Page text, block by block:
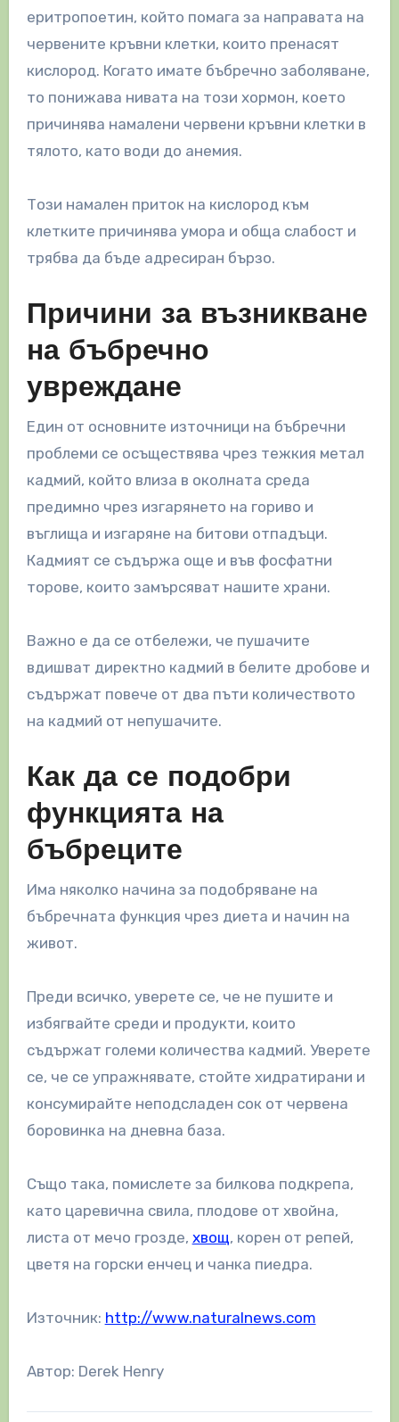
еритропоетин, който помага за направата на
червените кръвни клетки, които пренасят
кислород. Когато имате бъбречно заболяване,
то понижава нивата на този хормон, което
причинява намалени червени кръвни клетки в
тялото, като води до анемия.
Този намален приток на кислород към
клетките причинява умора и обща слабост и
трябва да бъде адресиран бързо.
Причини за възникване
на бъбречно
увреждане
Един от основните източници на бъбречни
проблеми се осъществява чрез тежкия метал
кадмий, който влиза в околната среда
предимно чрез изгарянето на гориво и
въглища и изгаряне на битови отпадъци.
Кадмият се съдържа още и във фосфатни
торове, които замърсяват нашите храни.
Важно е да се отбележи, че пушачите
вдишват директно кадмий в белите дробове и
съдържат повече от два пъти количеството
на кадмий от непушачите.
Как да се подобри
функцията на
бъбреците
Има няколко начина за подобряване на
бъбречната функция чрез диета и начин на
живот.
Преди всичко, уверете се, че не пушите и
избягвайте среди и продукти, които
съдържат големи количества кадмий. Уверете
се, че се упражнявате, стойте хидратирани и
консумирайте неподсладен сок от червена
боровинка на дневна база.
Също така, помислете за билкова подкрепа,
като царевична свила, плодове от хвойна,
листа от мечо грозде, хвощ, корен от репей,
цветя на горски енчец и чанка пиедра.
Източник: http://www.naturalnews.com
Автор: Derek Henry